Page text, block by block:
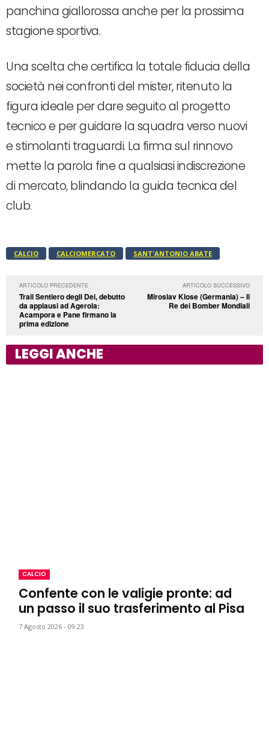
panchina giallorossa anche per la prossima
stagione sportiva.
Una scelta che certifica la totale fiducia della
società nei confronti del mister, ritenuto la
figura ideale per dare seguito al progetto
tecnico e per guidare la squadra verso nuovi
e stimolanti traguardi. La firma sul rinnovo
mette la parola fine a qualsiasi indiscrezione
di mercato, blindando la guida tecnica del
club.
CALCIO CALCIOMERCATO SANT'ANTONIO ABATE
ARTICOLO PRECEDENTE
Trail Sentiero degli Dei, debutto
da applausi ad Agerola:
Acampora e Pane firmano la
prima edizione
ARTICOLO SUCCESSIVO
Miroslav Klose (Germania) – Il
Re dei Bomber Mondiali
LEGGI ANCHE
CALCIO
Confente con le valigie pronte: ad
un passo il suo trasferimento al Pisa
7 Agosto 2026 - 09:23